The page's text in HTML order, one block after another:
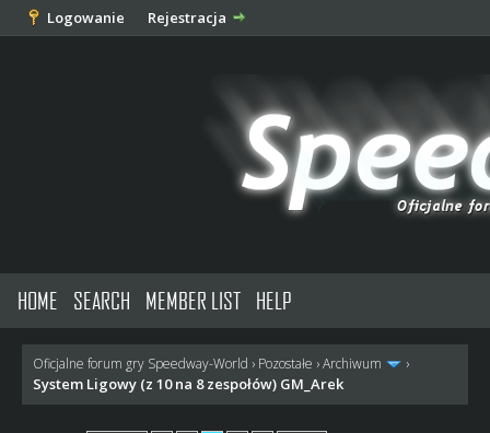
Logowanie Rejestracja
HOME SEARCH MEMBER LIST HELP
Oficjalne forum gry Speedway-World › Pozostałe ›Archiwum ›
System Ligowy (z 10 na 8 zespołów) GM_Arek